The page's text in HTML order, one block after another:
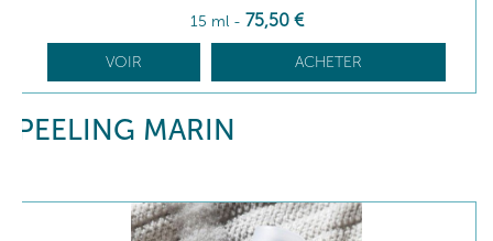
15 ml - 75,50 €
VOIR ACHETER
PEELING MARIN